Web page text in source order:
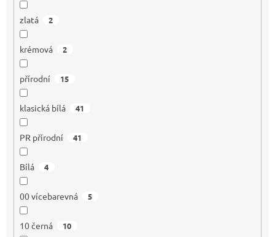
zlatá 2
krémová 2
přírodní 15
klasická bílá 41
PR přírodní 41
Bílá 4
00 vícebarevná 5
10 černá 10